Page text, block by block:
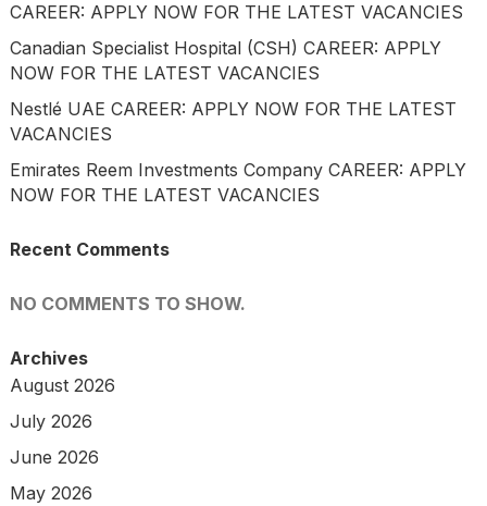
CAREER: APPLY NOW FOR THE LATEST VACANCIES
Canadian Specialist Hospital (CSH) CAREER: APPLY
NOW FOR THE LATEST VACANCIES
Nestlé UAE CAREER: APPLY NOW FOR THE LATEST
VACANCIES
Emirates Reem Investments Company CAREER: APPLY
NOW FOR THE LATEST VACANCIES
Recent Comments
NO COMMENTS TO SHOW.
Archives
August 2026
July 2026
June 2026
May 2026